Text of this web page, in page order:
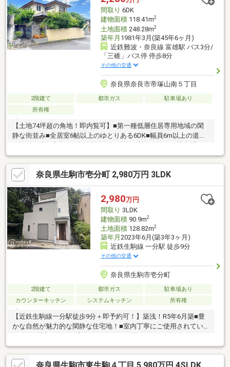
間取り 6DK
建物面積118.41m2
土地面積248.28m2
築年月 1981年3月(築45年6ヶ月)
近鉄難波・奈良線 富雄駅 バス3分/
「三碓」バス停 停歩8分
その他の交通
奈良県奈良市帝塚山南５丁目
2階建て 都市ガス
駐車場あり
所有権
【土地74坪超の角地！即内覧可】■第一種低層住居専用地域の閑
静な街並み■全居室6帖以上のゆとりある6DK■幅員6m以上の道路
り
奈良県生駒市壱分町 2,980万円 3LDK
2,980万円
間取り 3LDK
建物面積90.9m2
土地面積128.82m2
築年月 2023年6月(築3年3ヶ月)
近鉄生駒線 一分駅 徒歩9分
その他の交通
奈良県生駒市壱分町
2階建て 都市ガス
駐車場あり
カウンターキッチン
システムキッチン 所有権
【近鉄生駒線一分駅徒歩9分＋即予約可！】築浅！R5年6月築■豊
かな自然が魅力的な閑静な住宅地！■室内丁寧にご使用されてい